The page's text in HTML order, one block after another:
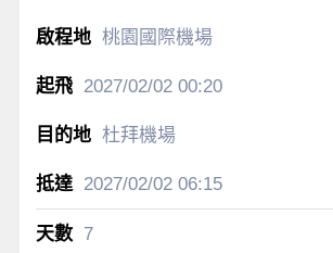
桃園國際機場
2027/02/0200:20
杜拜機場
2027/02/0206:15
7